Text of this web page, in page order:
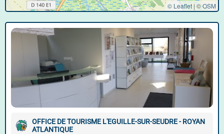
© Leaflet|©OSM
OFFICE DE TOURISME L'EGUILLE-SUR-SEUDRE - ROYAN
ATLANTIQUE